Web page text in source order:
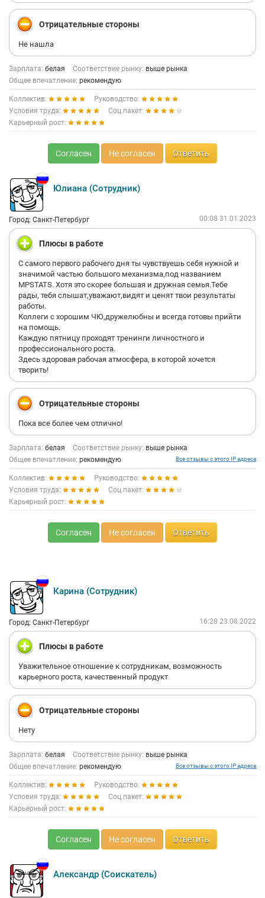
Отрицательные стороны
Не нашла
Зарплата: белая Соответствие рынку: выше рынка
Общее впечатление: рекомендую
Коллектив:
Руководство:
Условия труда:
Соц.пакет:
Карьерный рост:
Согласен Не согласен Ответить
Юлиана (Сотрудник)
Город: Санкт-Петербург 00:08 31.01.2023
Плюсы в работе
С самого первого рабочего дня ты чувствуешь себя нужной и
значимой частью большого механизма,под названием
MPSTATS. Хотя это скорее большая и дружная семья.Тебе
рады, тебя слышат,уважают,видят и ценят твои результаты
работы.
Коллеги с хорошим ЧЮ,дружелюбны и всегда готовы прийти
на помощь.
Каждую пятницу проходят тренинги личностного и
профессионального роста.
Здесь здоровая рабочая атмосфера, в которой хочется
творить!
Отрицательные стороны
Пока все более чем отлично!
Зарплата: белая Соответствие рынку: выше рынка
Общее впечатление: рекомендую Все отзывы с этого IP адреса
Коллектив:
Руководство:
Условия труда:
Соц.пакет:
Карьерный рост:
Согласен Не согласен Ответить
Карина (Сотрудник)
Город: Санкт-Петербург 16:28 23.08.2022
Плюсы в работе
Уважительное отношение к сотрудникам, возможность
карьерного роста, качественный продукт
Отрицательные стороны
Нету
Зарплата: белая Соответствие рынку: выше рынка
Общее впечатление: рекомендую Все отзывы с этого IP адреса
Коллектив:
Руководство:
Условия труда:
Соц.пакет:
Карьерный рост:
Согласен Не согласен Ответить
Александр (Соискатель)